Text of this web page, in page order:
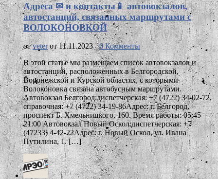
Адреса ✉ и контакты📱 автовокзалов,
автостанций, связанных маршрутами с
ВОЛОКОНОВКОЙ
отveterот 11.11.2023 -0 Комменты
В этой статье мы размещаем список автовокзалов и
автостанций, расположенных в Белгородской,
Воронежской и Курской областях, с которыми
Волоконовка связана автобусным маршрутами.
Автовокзал Белгород:диспетчерская: +7 (4722) 34-02-72,
справочная: +7 (4722) 34-19-86Адрес: г. Белгород,
проспект Б. Хмельницкого, 160. Время работы: 05:45 –
21:00 Автовокзал Новый Оскол:диспетчерская: +7
(47233) 4-42-22Адрес: г. Новый Оскол, ул. Ивана
Путилина, 1. […]